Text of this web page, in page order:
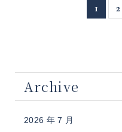
1 2
Archive
2026 年 7 月